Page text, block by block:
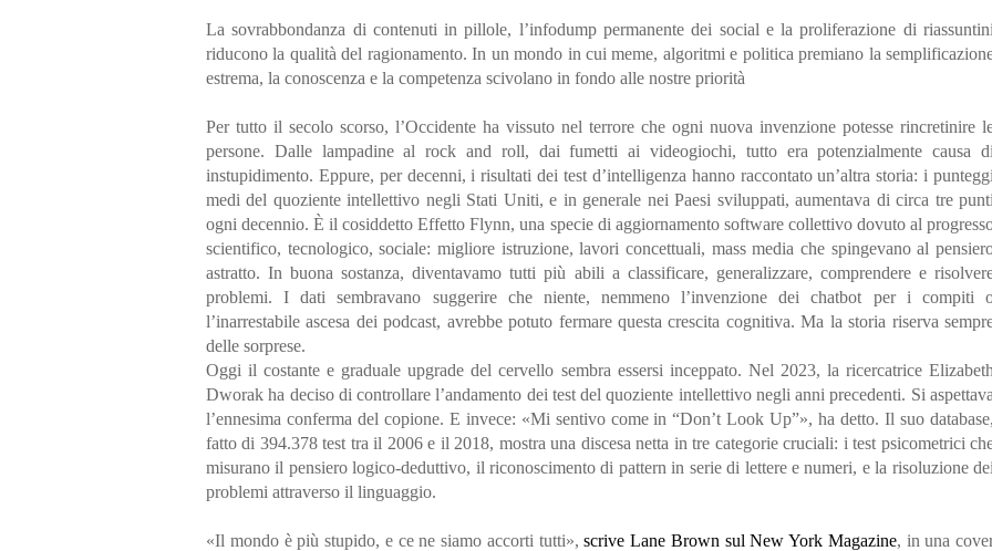
La sovrabbondanza di contenuti in pillole, l’infodump permanente dei social e la proliferazione di riassuntini
riducono la qualità del ragionamento. In un mondo in cui meme, algoritmi e politica premiano la
estrema, la conoscenza e la competenza scivolano in fondo alle nostre priorità
Per tutto il secolo scorso, l’Occidente ha vissuto nel terrore che ogni nuova invenzione potesse rincretinire
persone. Dalle lampadine al rock and roll, dai fumetti ai videogiochi, tutto era potenzialmente causa di
instupidimento. Eppure, per decenni, i risultati dei test d’intelligenza hanno raccontato un’altra storia: i punteggi
medi del quoziente intellettivo negli Stati Uniti, e in generale nei Paesi sviluppati, aumentava di circa tre punti
ogni decennio. È il cosiddetto Effetto Flynn, una specie di aggiornamento software collettivo dovuto al
scientifico, tecnologico, sociale: migliore istruzione, lavori concettuali, mass media che spingevano al
astratto. In buona sostanza, diventavamo tutti più abili a classificare, generalizzare, comprendere e
problemi. I dati sembravano suggerire che niente, nemmeno l’invenzione dei chatbot per i compiti
l’inarrestabile ascesa dei podcast, avrebbe potuto fermare questa crescita cognitiva. Ma la storia riserva
delle sorprese.
Oggi il costante e graduale upgrade del cervello sembra essersi inceppato. Nel 2023, la ricercatrice Elizabeth
Dworak ha deciso di controllare l’andamento dei test del quoziente intellettivo negli anni precedenti. Si aspettava
l’ennesima conferma del copione. E invece: «Mi sentivo come in “Don’t Look Up”», ha detto. Il suo database,
fatto di 394.378 test tra il 2006 e il 2018, mostra una discesa netta in tre categorie cruciali: i test psicometrici
misurano il pensiero logico-deduttivo, il riconoscimento di pattern in serie di lettere e numeri, e la risoluzione dei
problemi attraverso il linguaggio.
«Il mondo è più stupido, e ce ne siamo accorti tutti»,scrive Lane Brown sul New York Magazine, in una